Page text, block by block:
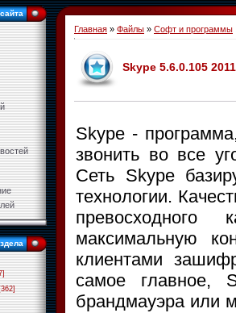
[362]
Главная » Файлы » Софт и программы
Skype 5.6.0.105
Skype -
звонить во все
Сеть Skype
технологии.
превосходного
максимальную
клиентами
самое главное,
брандмауэра или